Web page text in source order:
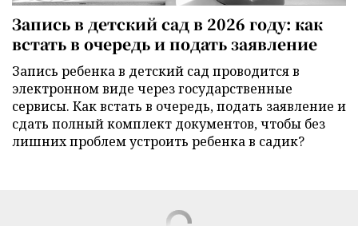
Запись в детский сад в 2026 году: как
встать в очередь и подать заявление
Запись ребенка в детский сад проводится в
электронном виде через государственные
сервисы. Как встать в очередь, подать заявление и
сдать полный комплект документов, чтобы без
лишних проблем устроить ребенка в садик?